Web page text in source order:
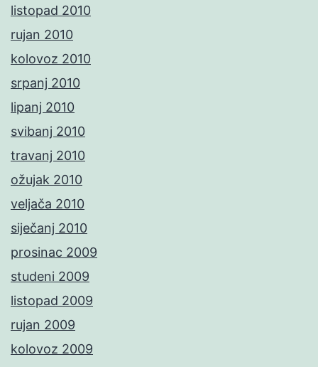
listopad 2010
rujan 2010
kolovoz 2010
srpanj 2010
lipanj 2010
svibanj 2010
travanj 2010
ožujak 2010
veljača 2010
siječanj 2010
prosinac 2009
studeni 2009
listopad 2009
rujan 2009
kolovoz 2009